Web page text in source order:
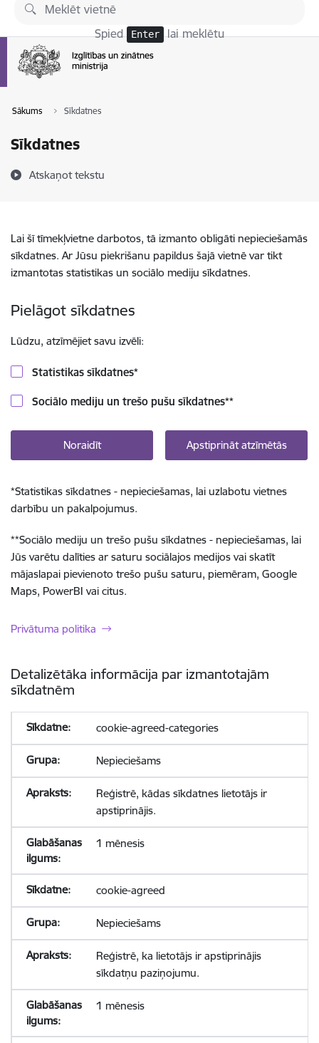
Pāriet uz lapas saturu
Spied Enter lai meklētu
Sākums Sīkdatnes
Sīkdatnes
Atskaņot tekstu
Lai šī tīmekļvietne darbotos, tā izmanto obligāti nepieciešamās
sīkdatnes. Ar Jūsu piekrišanu papildus šajā vietnē var tikt
izmantotas statistikas un sociālo mediju sīkdatnes.
Pielāgot sīkdatnes
Lūdzu, atzīmējiet savu izvēli:
Statistikas sīkdatnes*
Sociālo mediju un trešo pušu sīkdatnes**
Noraidīt Apstiprināt atzīmētās
*Statistikas sīkdatnes - nepieciešamas, lai uzlabotu vietnes
darbību un pakalpojumus.
**Sociālo mediju un trešo pušu sīkdatnes - nepieciešamas, lai
Jūs varētu dalīties ar saturu sociālajos medijos vai skatīt
mājaslapai pievienoto trešo pušu saturu, piemēram, Google
Maps, PowerBI vai citus.
Privātuma politika
Detalizētāka informācija par izmantotajām
sīkdatnēm
cookie-agreed-categories
Nepieciešams
Reģistrē, kādas sīkdatnes lietotājs ir
apstiprinājis.
1 mēnesis
cookie-agreed
Nepieciešams
Reģistrē, ka lietotājs ir apstiprinājis
sīkdatņu paziņojumu.
1 mēnesis